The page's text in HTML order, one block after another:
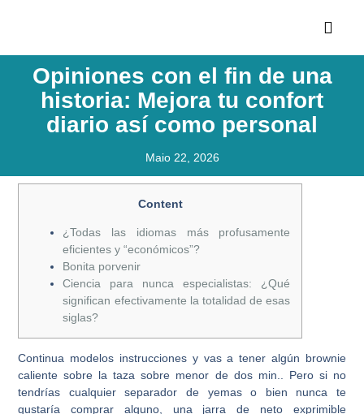
Opiniones con el fin de una
historia: Mejora tu confort
diario así­ como personal
Maio 22, 2026
Content
¿Todas las idiomas más profusamente
eficientes y “económicos”?
Bonita porvenir
Ciencia para nunca especialistas: ¿Qué
significan efectivamente la totalidad de esas
siglas?
Continua modelos instrucciones y vas a tener algún brownie
caliente sobre la taza sobre menor de dos min.. Pero si no
tendrí­as cualquier separador de yemas o bien nunca te
gustaría comprar alguno, una jarra de neto exprimible